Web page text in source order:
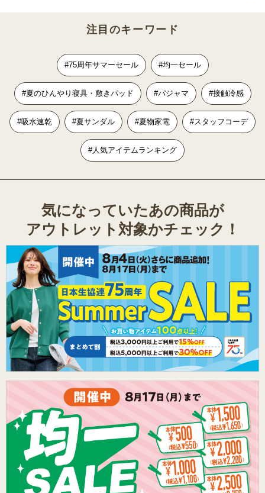
注目のキーワード
#75周年サマーセール #均一セール
#夏のひんやり寝具・敷きパッド #パジャマ #接触冷感
#吸水速乾 #夏サンダル #夏物家電 #スタッフコーデ
#人気アイテムランキング
気になっていたあの商品が
アウトレット対象かチェック！